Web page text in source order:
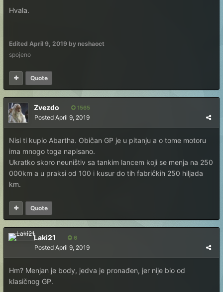
Hvala.
Edited April 9, 2019 by neshaoct
spojeno
Quote
Zvezdo 1565
Posted April 9, 2019
Nisi ti kupio Abartha. Običan GP je u pitanju a o tome motoru
ima mnogo toga napisano.
Ukratko skoro neuništiv sa tankim lancem koji se menja na 250
000km a u praksi od 100 i kusur do tih fabričkih 250 hiljada
km.
Quote
Laki21 6
Posted April 9, 2019
Hm? Menjan je body, jedva je pronađen, jer nije bio od
klasičnog GP.